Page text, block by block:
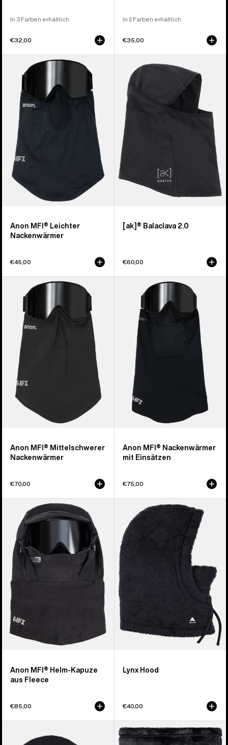
In 3 Farben erhältlich
€32,00
In 2 Farben erhältlich
€35,00
Leichter
Nackenwärmer
Anon MFI® Leichter
Nackenwärmer
€45,00
[ak]®
Sturmhaube 2.0
[ak]® Balaclava 2.0
€60,00
Mittelschwerer
Nackenwärmer
Anon MFI® Mittelschwerer
Nackenwärmer
€70,00
Nackenwärmer
Einsätzen
Anon MFI® Nackenwärmer
mit Einsätzen
€75,00
Helm-
Kapuze
aus
Fleece
Anon MFI® Helm-Kapuze
aus Fleece
€85,00
Kapuze
Lynx Hood
€40,00
Sturmhaube
Burton
Cora